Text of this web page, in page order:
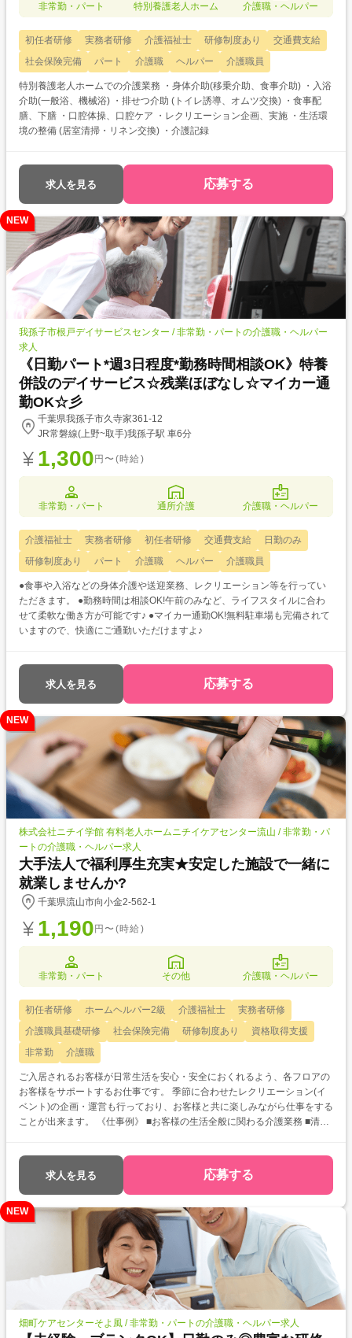
非常勤・パート 特別養護老人ホーム 介護職・ヘルパー
初任者研修 実務者研修 介護福祉士 研修制度あり
交通費支給
社会保険完備
パート 介護職 ヘルパー 介護職員
特別養護老人ホームでの介護業務 ・身体介助(移乗介助、食事介助) ・入浴
介助(一般浴、機械浴) ・排せつ介助 (トイレ誘導、オムツ交換) ・食事配
膳、下膳 ・口腔体操、口腔ケア ・レクリエーション企画、実施 ・生活環
境の整備 (居室清掃・リネン交換) ・介護記録
求人を見る 応募する
NEW
我孫子市根戸デイサービスセンター / 非常勤・パートの介護職・ヘルパー
求人
《日勤パート*週3日程度*勤務時間相談OK》特養
併設のデイサービス☆残業ほぼなし☆マイカー通
勤OK☆彡
千葉県我孫子市久寺家361-12
JR常磐線(上野~取手)我孫子駅 車6分
1,300 円〜(時給)
非常勤・パート 通所介護 介護職・ヘルパー
介護福祉士 実務者研修 初任者研修 交通費支給
日勤のみ
研修制度あり
パート 介護職 ヘルパー 介護職員
●食事や入浴などの身体介護や送迎業務、レクリエーション等を行ってい
ただきます。 ●勤務時間は相談OK!午前のみなど、ライフスタイルに合わ
せて柔軟な働き方が可能です♪ ●マイカー通勤OK!無料駐車場も完備されて
いますので、快適にご通勤いただけますよ♪
求人を見る 応募する
NEW
株式会社ニチイ学館 有料老人ホームニチイケアセンター流山 / 非常勤・パ
ートの介護職・ヘルパー求人
大手法人で福利厚生充実★安定した施設で一緒に
就業しませんか?
千葉県流山市向小金2-562-1
1,190 円〜(時給)
非常勤・パート その他 介護職・ヘルパー
初任者研修 ホームヘルパー2級 介護福祉士
実務者研修
介護職員基礎研修
社会保険完備 研修制度あり
資格取得支援
非常勤
介護職
ご入居されるお客様が日常生活を安心・安全におくれるよう、各フロアの
お客様をサポートするお仕事です。 季節に合わせたレクリエーション(イ
ベント)の企画・運営も行っており、お客様と共に楽しみながら仕事をする
ことが出来ます。 《仕事例》 ■お客様の生活全般に関わる介護業務 ■清掃
求人を見る 応募する
NEW
畑町ケアセンターそよ風 / 非常勤・パートの介護職・ヘルパー求人